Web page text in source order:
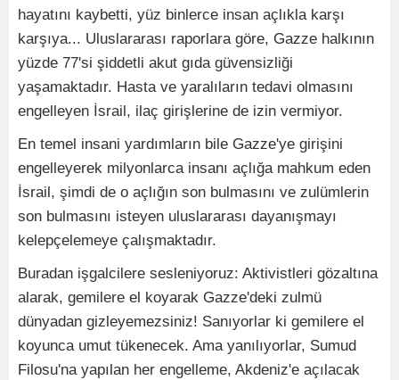
hayatını kaybetti, yüz binlerce insan açlıkla karşı
karşıya... Uluslararası raporlara göre, Gazze halkının
yüzde 77'si şiddetli akut gıda güvensizliği
yaşamaktadır. Hasta ve yaralıların tedavi olmasını
engelleyen İsrail, ilaç girişlerine de izin vermiyor.
En temel insani yardımların bile Gazze'ye girişini
engelleyerek milyonlarca insanı açlığa mahkum eden
İsrail, şimdi de o açlığın son bulmasını ve zulümlerin
son bulmasını isteyen uluslararası dayanışmayı
kelepçelemeye çalışmaktadır.
Buradan işgalcilere sesleniyoruz: Aktivistleri gözaltına
alarak, gemilere el koyarak Gazze'deki zulmü
dünyadan gizleyemezsiniz! Sanıyorlar ki gemilere el
koyunca umut tükenecek. Ama yanılıyorlar, Sumud
Filosu'na yapılan her engelleme, Akdeniz'e açılacak